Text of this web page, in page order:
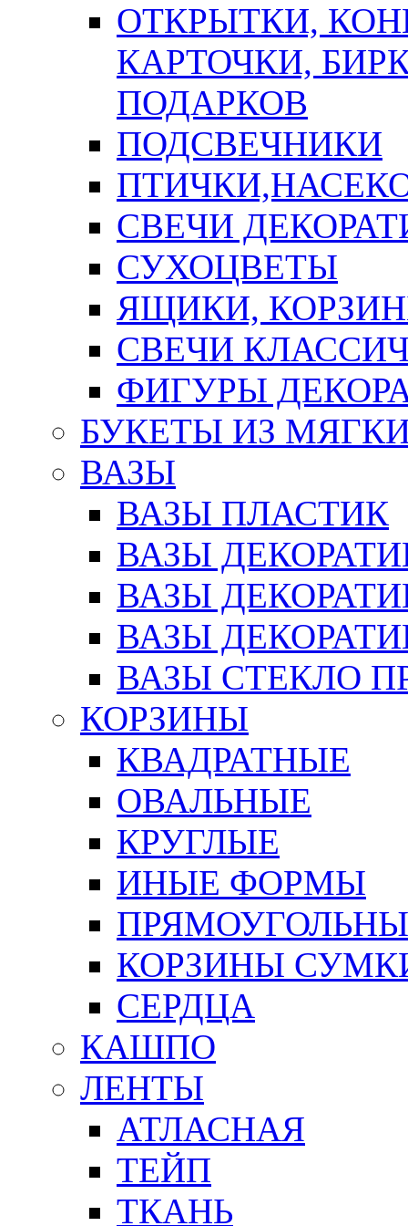
ОТКРЫТКИ,
КАРТОЧКИ,
ПОДАРКОВ
ПОДСВЕЧНИКИ
СВЕЧИ
СУХОЦВЕТЫ
ЯЩИКИ,
СВЕЧИ
ФИГУРЫ
БУКЕТЫ ИЗ
ВАЗЫ
ВАЗЫ ПЛАСТИК
ВАЗЫ
ВАЗЫ
ВАЗЫ
ВАЗЫ СТЕКЛО
КОРЗИНЫ
КВАДРАТНЫЕ
ОВАЛЬНЫЕ
КРУГЛЫЕ
ИНЫЕ ФОРМЫ
КОРЗИНЫ
СЕРДЦА
КАШПО
ЛЕНТЫ
АТЛАСНАЯ
ТЕЙП
ТКАНЬ